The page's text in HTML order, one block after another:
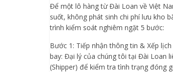
Để một lô hàng từ Đài Loan về Việt
suốt, không phát sinh chi phí lưu kho
trình kiểm soát nghiêm ngặt 5 bước:
Bước 1: Tiếp nhận thông tin & Xếp lịch
bay: Đại lý của chúng tôi tại Đài Loan
(Shipper) để kiểm tra tình trạng đóng